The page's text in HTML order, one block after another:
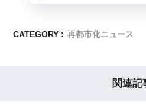
CATEGORY : 再都市化ニュース
関連記